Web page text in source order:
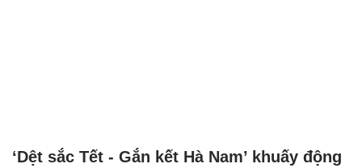
‘Dệt sắc Tết - Gắn kết Hà Nam’ khuấy động